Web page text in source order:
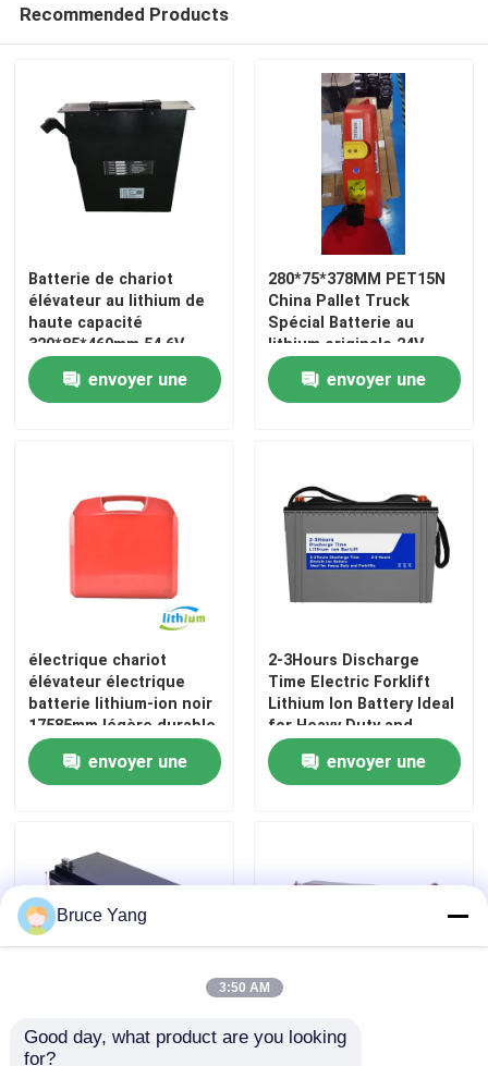
Recommended Products
Batterie de chariot
élévateur au lithium de
haute capacité
320*85*469mm 54,6V
Longue durée de vie
envoyer une
280*75*378MM PET15N
China Pallet Truck
Spécial Batterie au
lithium originale 24V
36AH
envoyer une
électrique chariot
élévateur électrique
batterie lithium-ion noir
17585mm légère durable
alimentation électrique
durable pour les
véhicules industriels
envoyer une
2-3Hours Discharge
Time Electric Forklift
Lithium Ion Battery Ideal
for Heavy Duty and
Forklifts
envoyer une
48V Lithium Ion Forklift
Batterie électrique de
Bruce Yang
3:50 AM
Good day, what product are you looking
for?